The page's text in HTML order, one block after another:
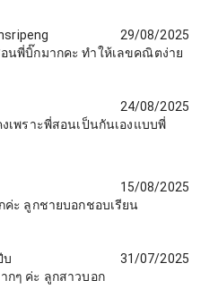
29/08/2025
นพี่บิ๊กมากคะ ทำให้เลขคณิตง่าย
24/08/2025
เพราะพี่สอนเป็นกันเองแบบพี่
15/08/2025
ะ ลูกชายบอกชอบเรียน
บ
31/07/2025
ๆ ค่ะ ลูกสาวบอก